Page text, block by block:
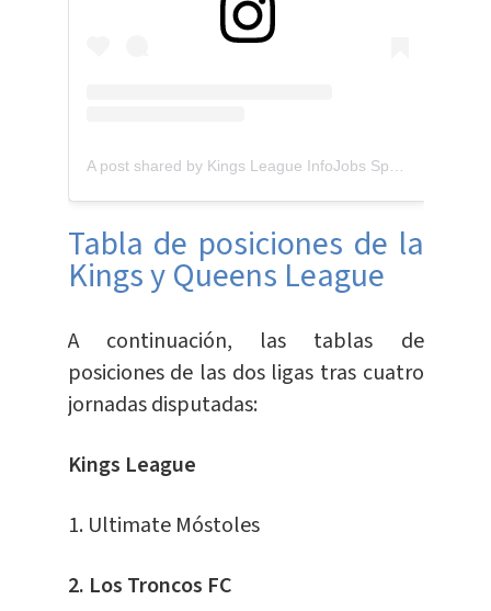
Tabla de posiciones de la
Kings y Queens League
A continuación, las tablas de
posiciones de las dos ligas tras cuatro
jornadas disputadas:
Kings League
1. Ultimate Móstoles
2. Los Troncos FC